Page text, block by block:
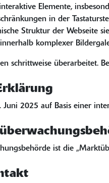
Elemente,
in der
Struktur der Webseite
komplexer
schrittweise überarbeitet.
Juni 2025 auf Basis einer
ist die